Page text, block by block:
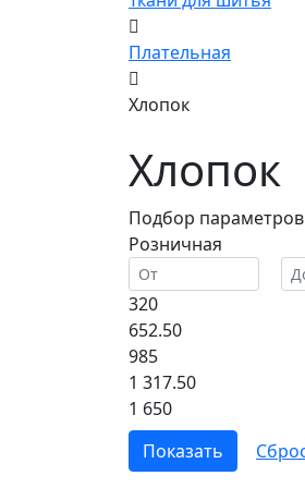
Плательная
Хлопок
Хлопок
Подбор параметров
Розничная
320
652.50
985
1 317.50
1 650